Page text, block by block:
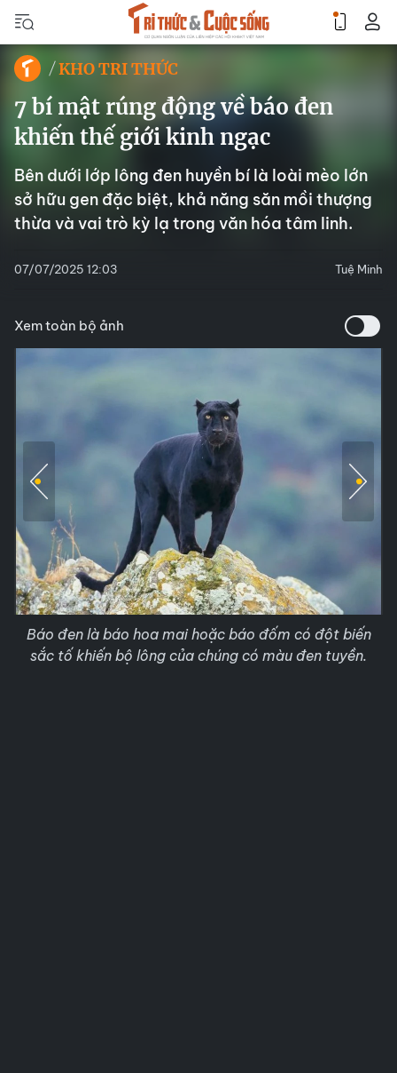
KHO TRI THỨC
7 bí mật rúng động về báo đen
khiến thế giới kinh ngạc
Bên dưới lớp lông đen huyền bí là loài mèo lớn
sở hữu gen đặc biệt, khả năng săn mồi thượng
thừa và vai trò kỳ lạ trong văn hóa tâm linh.
07/07/2025 12:03 Tuệ Minh
Xem toàn bộ ảnh
Báo đen là báo hoa mai hoặc báo đốm có đột biến
sắc tố khiến bộ lông của chúng có màu đen tuyền.